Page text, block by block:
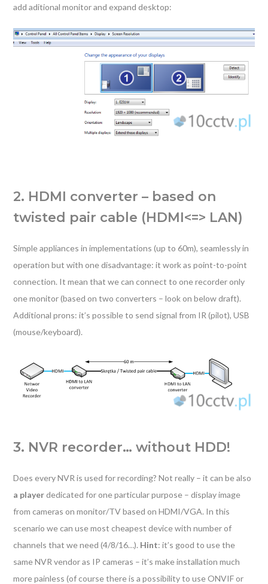
add aditional monitor and expand desktop:
2. HDMI converter – based on
twisted pair cable (HDMI<=> LAN)
Simple appliances in implementations (up to 60m), seamlessly in
operation but with one disadvantage: it work as point-to-point
connection. It mean that we can connect to one recorder only
one monitor (based on two converters – look on below draft).
Additional prons: it’s possible to send signal from IR (pilot), USB
(mouse/keyboard).
3. NVR recorder… without HDD!
Does every NVR is used for recording? Not really – it can be also
a playerdedicated for one particular purpose – display image
from cameras on monitor/TV based on HDMI/VGA. In this
scenario we can use most cheapest device with number of
channels that we need (4/8/16…). Hint: it’s good to use the
same NVR vendor as IP cameras – it’s make installation much
more painless (of course there is a possibility to use ONVIF or